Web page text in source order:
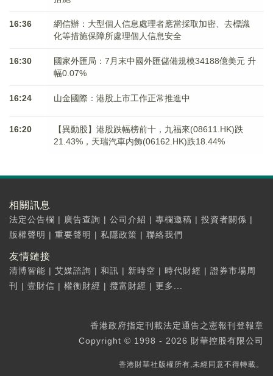
16:36
網信辦：大型個人信息處理者應當採取加密、去標識
化等措施保障所處理個人信息安全
16:30
國家外匯局：7月末中國外匯儲備規模34188億美元 升
幅0.07%
16:24 山金國際：港股上市工作正常推進中
16:20
【異動股】港股跌幅榜前十，九福來(08611.HK)跌
21.43%，天瑞汽車内飾(06162.HK)跌18.44%
相關訊息
法定公告欄 | 廣告查詢 | 公司介紹 | 專欄邀稿 | 投資者關係 |
版權聲明 | 重要聲明 | 私隱政策 | 聯絡我們
友情鏈接
清博智能 | 艾媒諮詢 | 和訊 | 新時空 | 時代財經 | 證券市場周
刊
| 壹財信 | 權衡財經 | 攬富財經 | 更多...
香港政府指定刊載法定通告之憲報刊登報章
Copyright © 1998 - 2026 財華控股有限公司
香港財華社版權所有,未經同意不得轉載。